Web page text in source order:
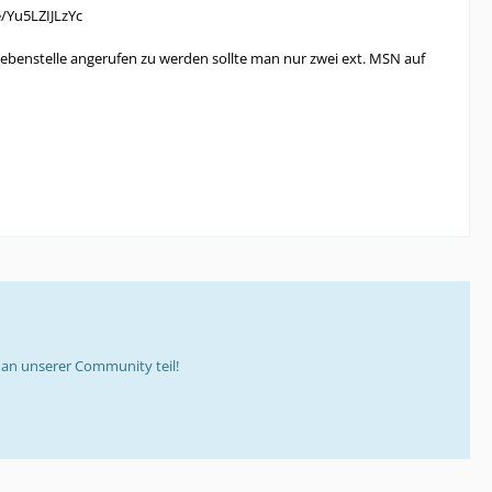
angerufen zu werden sollte man nur zwei ext. MSN auf
unserer Community teil!